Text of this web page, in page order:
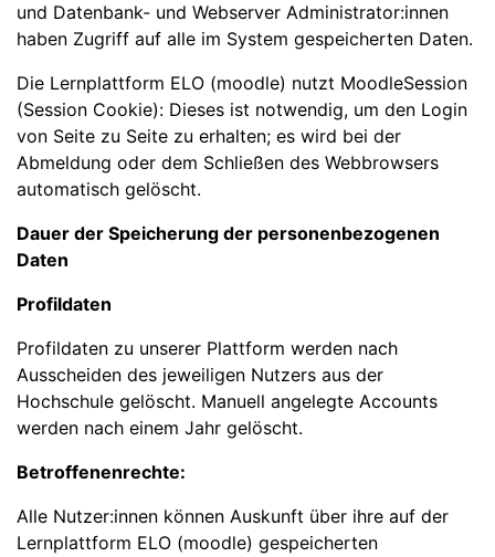
und Datenbank- und Webserver Administrator:innen
haben Zugriff auf alle im System gespeicherten Daten.
Die Lernplattform ELO (moodle) nutzt MoodleSession
(Session Cookie): Dieses ist notwendig, um den Login
von Seite zu Seite zu erhalten; es wird bei der
Abmeldung oder dem Schließen des Webbrowsers
automatisch gelöscht.
Dauer der Speicherung der personenbezogenen
Daten
Profildaten
Profildaten zu unserer Plattform werden nach
Ausscheiden des jeweiligen Nutzers aus der
Hochschule gelöscht. Manuell angelegte Accounts
werden nach einem Jahr gelöscht.
Betroffenenrechte:
Alle Nutzer:innen können Auskunft über ihre auf der
Lernplattform ELO (moodle) gespeicherten